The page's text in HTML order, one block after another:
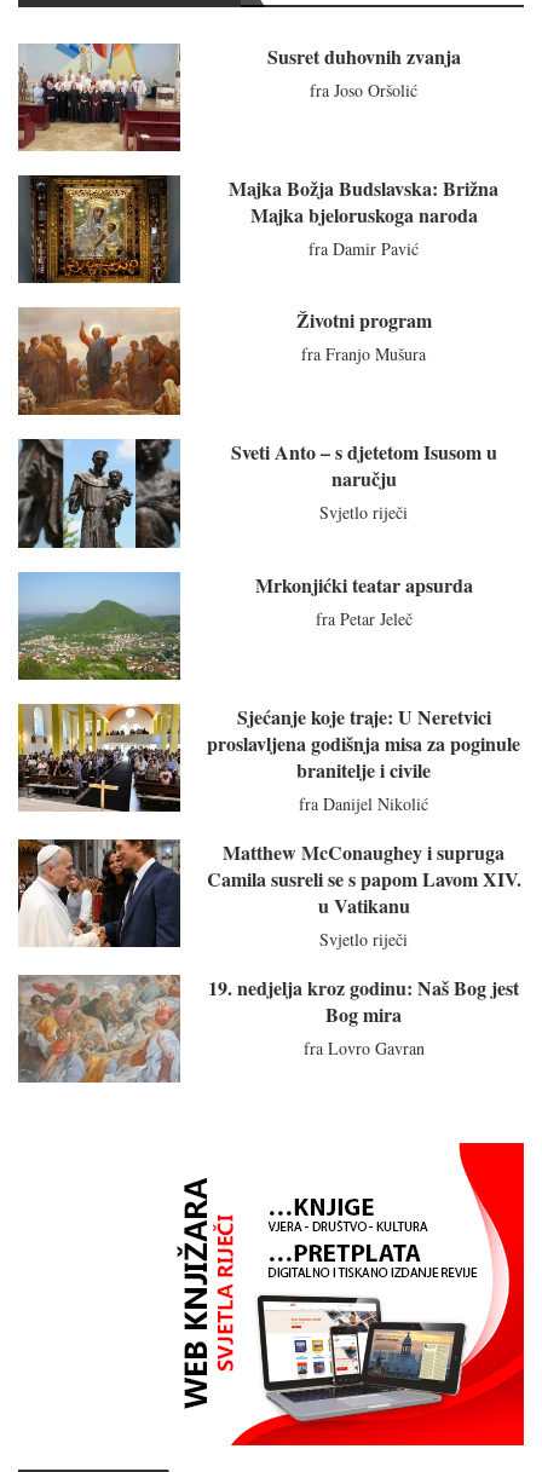
Susret duhovnih zvanja
fra Joso Oršolić
Majka Božja Budslavska: Brižna
Majka bjeloruskoga naroda
fra Damir Pavić
Životni program
fra Franjo Mušura
Sveti Anto – s djetetom Isusom u
naručju
Svjetlo riječi
Mrkonjićki teatar apsurda
fra Petar Jeleč
Sjećanje koje traje: U Neretvici
proslavljena godišnja misa za poginule
branitelje i civile
fra Danijel Nikolić
Matthew McConaughey i supruga
Camila susreli se s papom Lavom XIV.
u Vatikanu
Svjetlo riječi
19. nedjelja kroz godinu: Naš Bog jest
Bog mira
fra Lovro Gavran